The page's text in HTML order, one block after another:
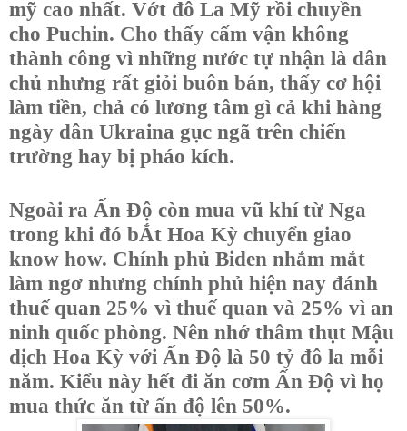
mỹ cao nhất. Vớt đô La Mỹ rồi chuyền
cho Puchin. Cho thấy cấm vận không
thành công vì những nước tự nhận là dân
chủ nhưng rất giỏi buôn bán, thấy cơ hội
làm tiền, chả có lương tâm gì cả khi hàng
ngày dân Ukraina gục ngã trên chiến
trường hay bị pháo kích.
Ngoài ra Ấn Độ còn mua vũ khí từ Nga
trong khi đó bẮt Hoa Kỳ chuyển giao
know how. Chính phủ Biden nhắm mắt
làm ngơ nhưng chính phủ hiện nay đánh
thuế quan 25% vì thuế quan và 25% vì an
ninh quốc phòng. Nên nhớ thâm thụt Mậu
dịch Hoa Kỳ với Ấn Độ là 50 tỷ đô la mỗi
năm. Kiểu này hết đi ăn cơm Ấn Độ vì họ
mua thức ăn từ ấn độ lên 50%.